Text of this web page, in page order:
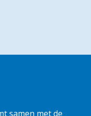
samen met de